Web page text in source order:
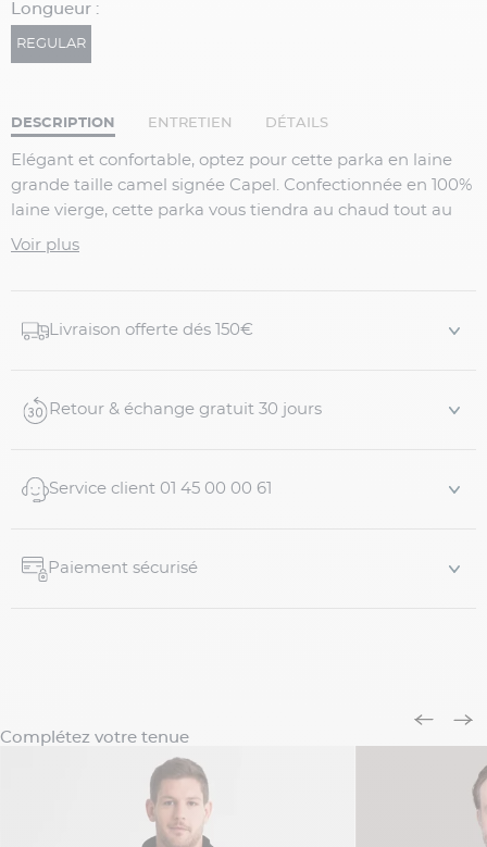
Longueur :
REGULAR
DESCRIPTION ENTRETIEN DÉTAILS
Elégant et confortable, optez pour cette parka en laine
grande taille camel signée Capel. Confectionnée en 100%
laine vierge, cette parka vous tiendra au chaud tout au
long de la journée.
Col chemise
Intérieure matelassée
Coupe classique
Taille et coupe :Notre...
Voir plus
Livraison offerte dés 150€
Retour & échange gratuit 30 jours
Service client 01 45 00 00 61
Paiement sécurisé
Complétez votre tenue